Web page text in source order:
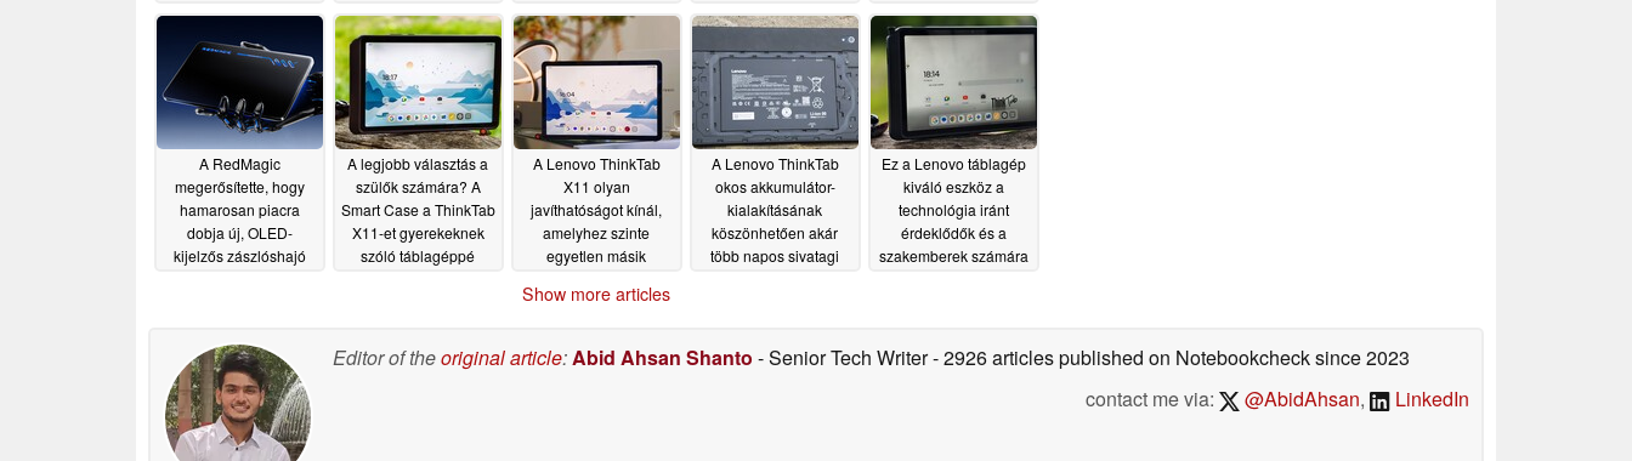
06/27/2026
06/23/2026
rendelkezik06/18/2026
két új modellje is
megjelenik06/18/2026
A RedMagic
megerősítette, hogy
hamarosan piacra
dobja új, OLED-
kijelzős zászlóshajó
A legjobb választás a
szülők számára? A
Smart Case a ThinkTab
X11-et gyerekeknek
szóló táblagéppé
A Lenovo ThinkTab
X11 olyan
javíthatóságot kínál,
amelyhez szinte
egyetlen másik
06/14/2026
A Lenovo ThinkTab
okos akkumulátor-
kialakításának
köszönhetően akár
több napos sivatagi
Ez a Lenovo táblagép
kiváló eszköz a
technológia iránt
érdeklődők és a
szakemberek számára
Show more articles
Editor of theoriginal article:Abid Ahsan Shanto - Senior Tech Writer- 2926 articles published on Notebookchecksince 2023
contact me via:
@AbidAhsan, LinkedIn